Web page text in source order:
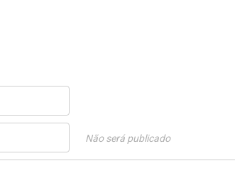
Não será publicado